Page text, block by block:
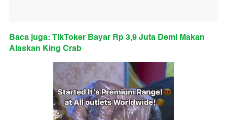
Baca juga: TikToker Bayar Rp 3,9 Juta Demi Makan
Alaskan King Crab